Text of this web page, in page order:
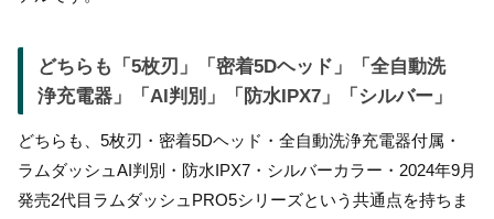
どちらも「5枚刃」「密着5Dヘッド」「全自動洗
浄充電器」「AI判別」「防水IPX7」「シルバー」
どちらも、5枚刃・密着5Dヘッド・全自動洗浄充電器付属・
ラムダッシュAI判別・防水IPX7・シルバーカラー・2024年9月
発売2代目ラムダッシュPRO5シリーズという共通点を持ちま